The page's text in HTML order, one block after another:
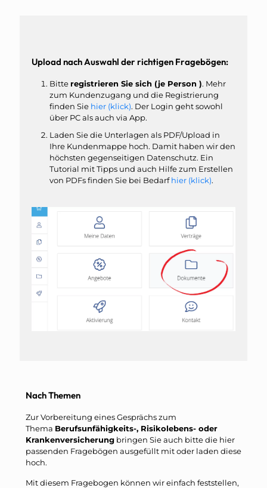
Upload nach Auswahl der richtigen Fragebögen:
Bitte registrieren Sie sich (je Person ). Mehr
zum Kundenzugang und die Registrierung
finden Sie hier (klick). Der Login geht sowohl
über PC als auch via App.
Laden Sie die Unterlagen als PDF/Upload in
Ihre Kundenmappe hoch. Damit haben wir den
höchsten gegenseitigen Datenschutz. Ein
Tutorial mit Tipps und auch Hilfe zum Erstellen
von PDFs finden Sie bei Bedarfhier (klick).
Nach Themen
Zur Vorbereitung eines Gesprächs zum
Thema Berufsunfähigkeits-, Risikolebens- oder
Krankenversicherung bringen Sie auch bitte die hier
passenden Fragebögen ausgefüllt mit oder laden diese
hoch.
Mit diesem Fragebogen können wir einfach feststellen,